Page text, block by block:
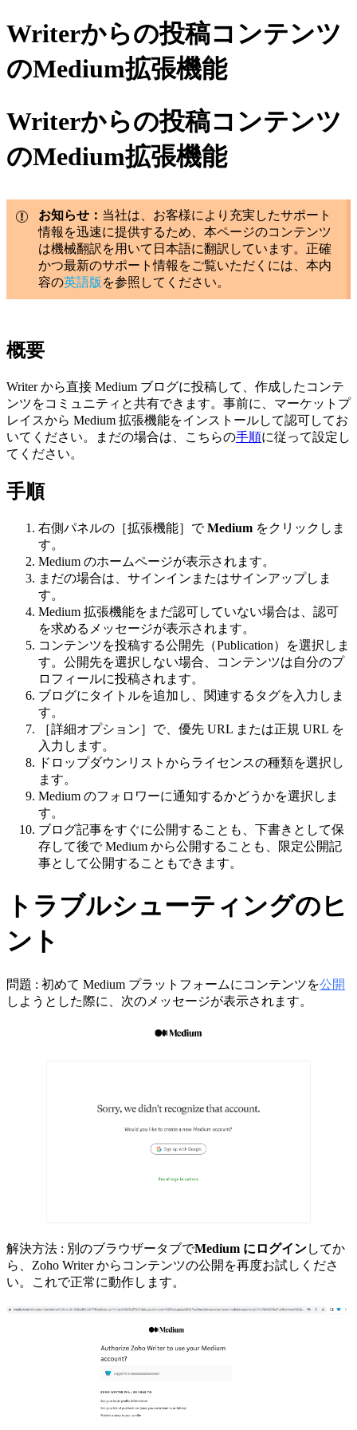
Writerからの投稿コンテンツ
のMedium拡張機能
Writerからの投稿コンテンツ
のMedium拡張機能
お知らせ： 当社は、お客様により充実したサポート
情報を迅速に提供するため、本ページのコンテンツ
は機械翻訳を用いて日本語に翻訳しています。正確
かつ最新のサポート情報をご覧いただくには、本内
容の英語版 を参照してください。
概要
Writer から直接 Medium ブログに投稿して、作成したコンテ
ンツをコミュニティと共有できます。事前に、マーケットプ
レイスから Medium 拡張機能をインストールして認可してお
いてください。まだの場合は、こちらの手順に従って設定し
てください。
手順
右側パネルの［拡張機能］でMedium をクリックしま
す。
Medium のホームページが表示されます。
まだの場合は、サインインまたはサインアップしま
す。
Medium 拡張機能をまだ認可していない場合は、認可
を求めるメッセージが表示されます。
コンテンツを投稿する公開先（Publication）を選択しま
す。公開先を選択しない場合、コンテンツは自分のプ
ロフィールに投稿されます。
ブログにタイトルを追加し、関連するタグを入力しま
す。
［詳細オプション］で、優先 URL または正規 URL を
入力します。
ドロップダウンリストからライセンスの種類を選択し
ます。
Medium のフォロワーに通知するかどうかを選択しま
す。
ブログ記事をすぐに公開することも、下書きとして保
存して後で Medium から公開することも、限定公開記
事として公開することもできます。
トラブルシューティングのヒ
ント
問題 : 初めて Medium プラットフォームにコンテンツを公開
しようとした際に、次のメッセージが表示されます。
解決方法 : 別のブラウザータブでMedium にログインしてか
ら、Zoho Writer からコンテンツの公開を再度お試しくださ
い。これで正常に動作します。